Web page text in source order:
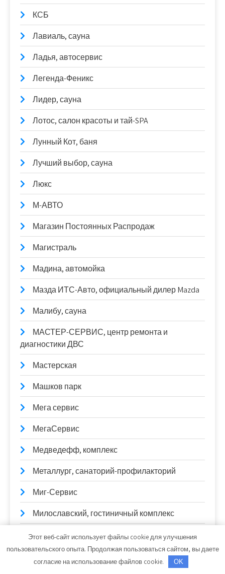
КСБ
Лавиаль, сауна
Ладья, автосервис
Легенда-Феникс
Лидер, сауна
Лотос, салон красоты и тай-SPA
Лунный Кот, баня
Лучший выбор, сауна
Люкс
М-АВТО
Магазин Постоянных Распродаж
Магистраль
Мадина, автомойка
Мазда ИТС-Авто, официальный дилер Mazda
Малибу, сауна
МАСТЕР-СЕРВИС, центр ремонта и
диагностики ДВС
Мастерская
Машков парк
Мега сервис
МегаСервис
Медведефф, комплекс
Металлург, санаторий-профилакторий
Миг-Сервис
Милославский, гостиничный комплекс
Михайловские мовницы, SPA-комплекс
Мишка на Севере, гостевой дом
Этот веб-сайт использует файлы cookie для улучшения
пользовательского опыта. Продолжая пользоваться сайтом, вы даете
согласие на использование файлов cookie.
OK